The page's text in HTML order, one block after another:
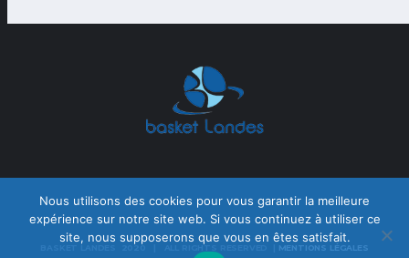
BASKET LANDES 2020 | ALL RIGHTS RESERVED | MENTIONS LÉGALES
Nous utilisons des cookies pour vous garantir la meilleure
expérience sur notre site web. Si vous continuez à utiliser ce
site, nous supposerons que vous en êtes satisfait.